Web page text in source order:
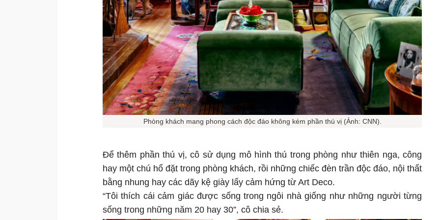
Phòng khách mang phong cách độc đáo không kém phần thú vị (Ảnh: CNN).
Để thêm phần thú vị, cô sử dụng mô hình thú trong phòng như thiên nga, công
hay một chú hổ đặt trong phòng khách, rồi những chiếc đèn trần độc đáo, nội thất
bằng nhung hay các dãy kệ giày lấy cảm hứng từ Art Deco.
“Tôi thích cái cảm giác được sống trong ngôi nhà giống như những người từng
sống trong những năm 20 hay 30”, cô chia sẻ.